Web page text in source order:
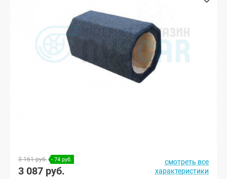
3 161 руб. - 74 руб.
3 087 руб.
смотреть все
характеристики